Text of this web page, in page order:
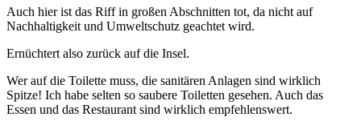
Auch hier ist das Riff in großen Abschnitten tot, da nicht auf
Nachhaltigkeit und Umweltschutz geachtet wird.
Ernüchtert also zurück auf die Insel.
Wer auf die Toilette muss, die sanitären Anlagen sind wirklich
Spitze! Ich habe selten so saubere Toiletten gesehen. Auch das
Essen und das Restaurant sind wirklich empfehlenswert.